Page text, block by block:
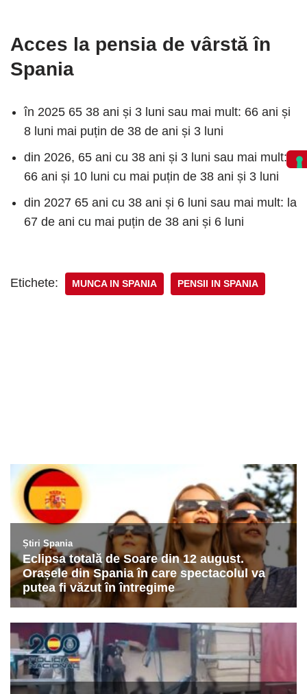
Acces la pensia de vârstă în
Spania
în 2025 65 38 ani și 3 luni sau mai mult: 66 ani și
8 luni mai puțin de 38 de ani și 3 luni
din 2026, 65 ani cu 38 ani și 3 luni sau mai mult:
66 ani și 10 luni cu mai puțin de 38 ani și 3 luni
din 2027 65 ani cu 38 ani și 6 luni sau mai mult: la
67 de ani cu mai puțin de 38 ani și 6 luni
Etichete: MUNCA IN SPANIA PENSII IN SPANIA